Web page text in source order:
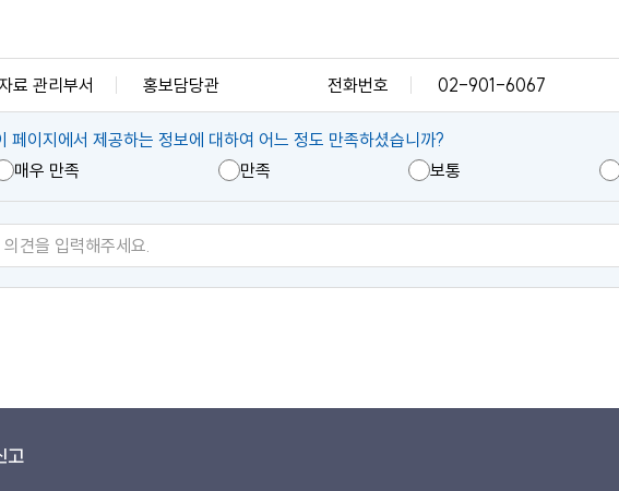
료 관리부서 홍보담당관 전화번호 02-901-6067
만
페이지에서 제공하는 정보에 대하여 어느 정도 만족하셨습니까?
매우 만족
만족 보통
고